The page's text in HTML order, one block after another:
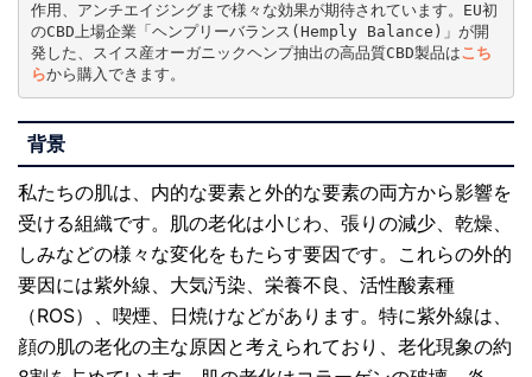
作用、アンチエイジングまで様々な効果が期待されています。EU初
のCBD上場企業「ヘンプリーバランス(Hemply Balance)」が開
発した、スイス産オーガニックヘンプ抽出の高品質CBD製品はこち
らから購入できます。
背景
私たちの肌は、内的な要素と外的な要素の両方から影響を
受ける組織です。肌の老化は小じわ、張りの減少、乾燥、
しみなどの様々な変化をもたらす要因です。これらの外的
要因には紫外線、大気汚染、栄養不良、活性酸素種
（ROS）、喫煙、日焼けなどがあります。特に紫外線は、
顔の肌の老化の主な原因と考えられており、老化現象の約